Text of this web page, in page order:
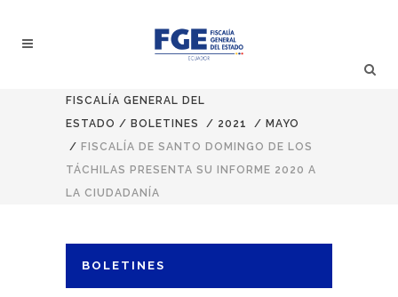
FISCALÍA GENERAL DEL
ESTADO / BOLETINES / 2021 / MAYO
/ FISCALÍA DE SANTO DOMINGO DE LOS
TÁCHILAS PRESENTA SU INFORME 2020 A
LA CIUDADANÍA
BOLETINES